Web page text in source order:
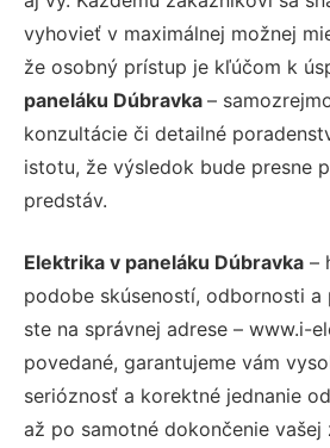
vyhovieť v maximálnej možnej
že osobný prístup je kľúčom k
paneláku Dúbravka –
konzultácie či detailné
istotu, že výsledok bude presne
predstáv.
Elektrika v paneláku Dúbravka –
podobe skúseností, odbornosti a
ste na správnej adrese – www.i-
povedané, garantujeme vám
serióznosť a korektné jednanie
až po samotné dokončenie vašej